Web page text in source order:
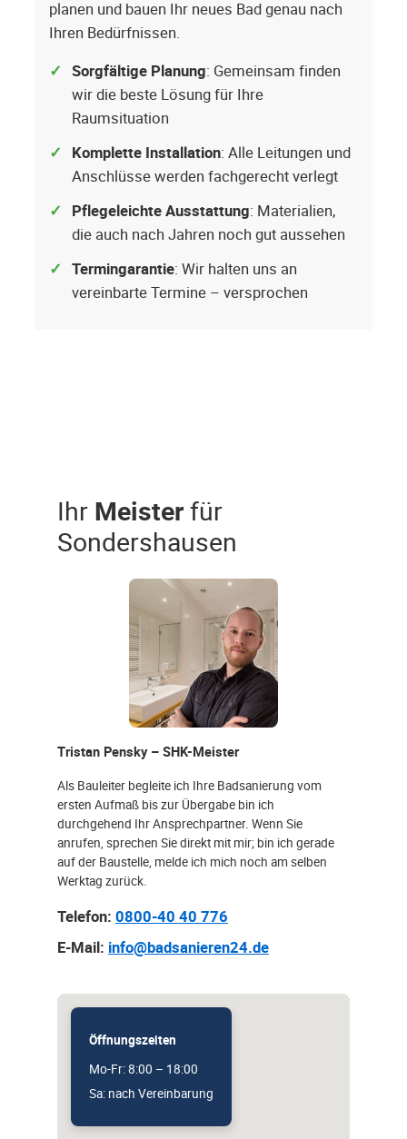
planen und bauen Ihr neues Bad genau nach
Ihren Bedürfnissen.
Sorgfältige Planung: Gemeinsam finden
wir die beste Lösung für Ihre
Raumsituation
Komplette Installation: Alle Leitungen und
Anschlüsse werden fachgerecht verlegt
Pflegeleichte Ausstattung: Materialien,
die auch nach Jahren noch gut aussehen
Termingarantie: Wir halten uns an
vereinbarte Termine – versprochen
Ihr Meisterfür
Sondershausen
Tristan Pensky – SHK-Meister
Als Bauleiter begleite ich Ihre Badsanierung vom
ersten Aufmaß bis zur Übergabe bin ich
durchgehend Ihr Ansprechpartner. Wenn Sie
anrufen, sprechen Sie direkt mit mir; bin ich gerade
auf der Baustelle, melde ich mich noch am selben
Werktag zurück.
Telefon: 0800-40 40 776
E-Mail: info@badsanieren24.de
Öffnungszeiten
Mo-Fr: 8:00 – 18:00
Sa: nach Vereinbarung